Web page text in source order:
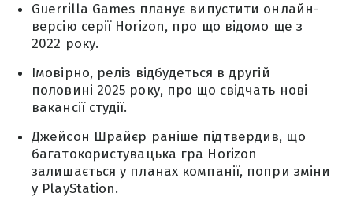
Guerrilla Games планує випустити онлайн-
версію серії Horizon, про що відомо ще з
2022 року.
Імовірно, реліз відбудеться в другій
половині 2025 року, про що свідчать нові
вакансії студії.
Джейсон Шрайєр раніше підтвердив, що
багатокористувацька гра Horizon
залишається у планах компанії, попри зміни
у PlayStation.